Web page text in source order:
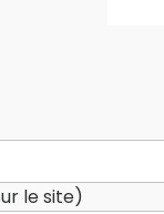
le site)